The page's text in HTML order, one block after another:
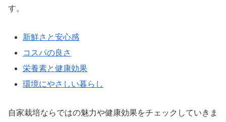
す。
新鮮さと安心感
コスパの良さ
栄養素と健康効果
環境にやさしい暮らし
自家栽培ならではの魅力や健康効果をチェックしていきま